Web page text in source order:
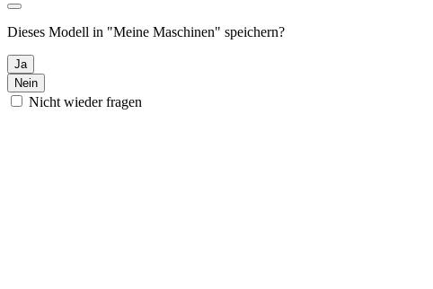
Dieses Modell in "Meine Maschinen" speichern?
Ja
Nein
Nicht wieder fragen